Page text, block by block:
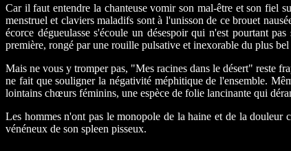
Car il faut entendre la chanteuse vomir son mal-être et son fiel
menstruel et claviers maladifs sont à l'unisson de ce brouet
écorce dégueulasse s'écoule un désespoir qui n'est pourtant
première, rongé par une rouille pulsative et inexorable du plus
Mais ne vous y tromper pas, "Mes racines dans le désert" reste
ne fait que souligner la négativité méphitique de l'ensemble.
lointains chœurs féminins, une espèce de folie lancinante qui
Les hommes n'ont pas le monopole de la haine et de la douleur
vénéneux de son spleen pisseux.